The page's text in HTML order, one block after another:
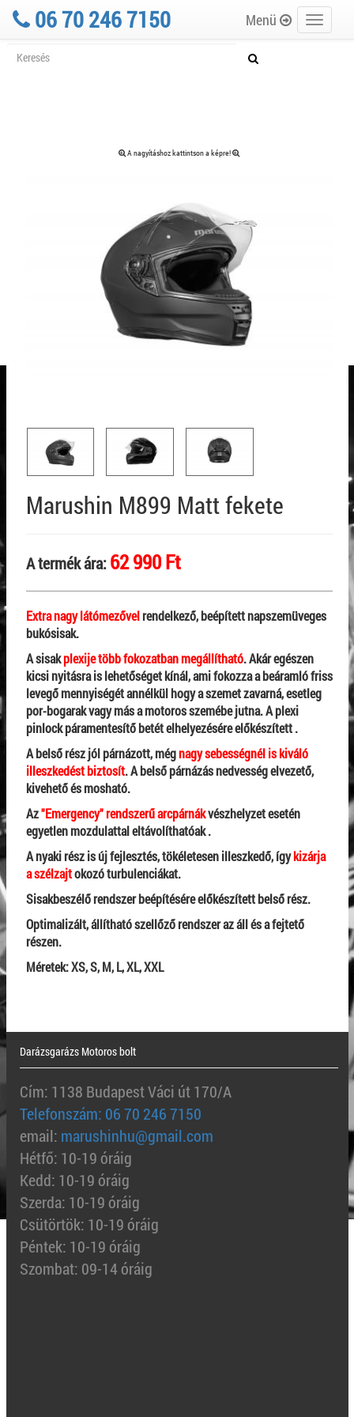
Toggle
06 70 246 7150 Menü
A nagyításhoz kattintson a képre!
Marushin M899 Matt fekete
A termék ára:62 990 Ft
Extra nagy látómezővelrendelkező, beépített napszemüveges
bukósisak.
A sisakplexije több fokozatban megállítható. Akár egészen
kicsi nyitásra is lehetőséget kínál, ami fokozza a beáramló friss
levegő mennyiségét annélkül hogy a szemet zavarná, esetleg
por-bogarak vagy más a motoros szemébe jutna. A plexi
pinlock páramentesítő betét elhelyezésére előkészített .
A belső rész jól párnázott, mégnagy sebességnél is kiváló
illeszkedést biztosít. A belső párnázás nedvesség elvezető,
kivehető és mosható.
Az"Emergency" rendszerű arcpárnákvészhelyzet esetén
egyetlen mozdulattal eltávolíthatóak .
A nyaki rész is új fejlesztés, tökéletesen illeszkedő, ígykizárja
a szélzajtokozó turbulenciákat.
Sisakbeszélő rendszer beépítésére előkészített belső rész.
Optimalizált, állítható szellőző rendszer az áll és a fejtető
részen.
Méretek: XS, S, M, L, XL, XXL
Darázsgarázs Motoros bolt
Cím: 1138 Budapest Váci út 170/A
Telefonszám: 06 70 246 7150
email: marushinhu@gmail.com
Hétfő: 10-19 óráig
Kedd: 10-19 óráig
Szerda: 10-19 óráig
Csütörtök: 10-19 óráig
Péntek: 10-19 óráig
Szombat: 09-14 óráig